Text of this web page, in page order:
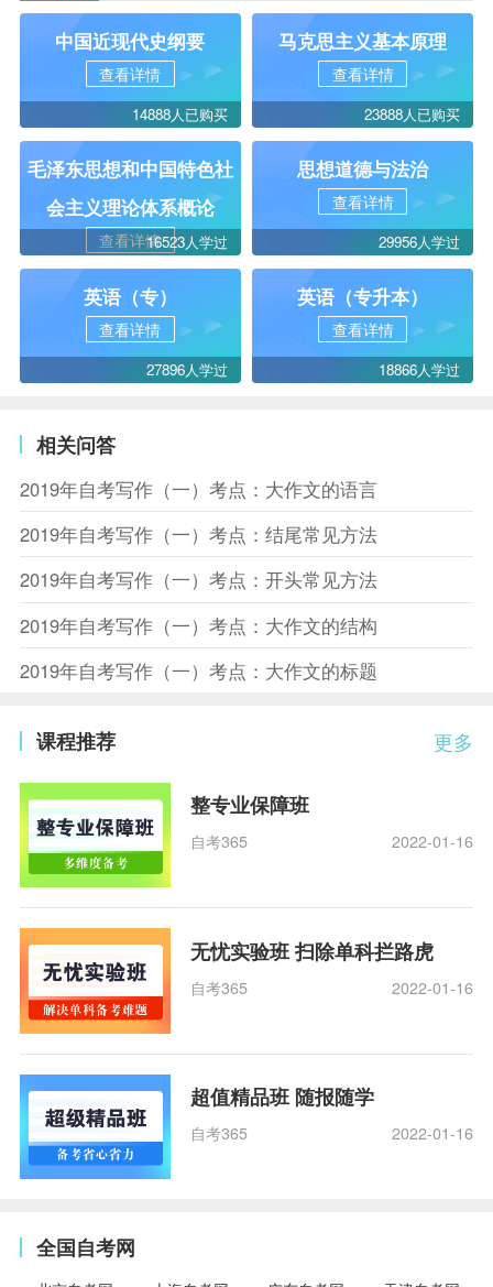
中国近现代史纲要
查看详情
14888人已购买
马克思主义基本原理
查看详情
23888人已购买
毛泽东思想和中国特色社
会主义理论体系概论
查看详情16523人学过
思想道德与法治
查看详情
29956人学过
英语（专）
查看详情
27896人学过
英语（专升本）
查看详情
18866人学过
相关问答
2019年自考写作（一）考点：大作文的语言
2019年自考写作（一）考点：结尾常见方法
2019年自考写作（一）考点：开头常见方法
2019年自考写作（一）考点：大作文的结构
2019年自考写作（一）考点：大作文的标题
更多
课程推荐
整专业保障班
自考365 2022-01-16
无忧实验班 扫除单科拦路虎
自考365 2022-01-16
超值精品班 随报随学
自考365 2022-01-16
全国自考网